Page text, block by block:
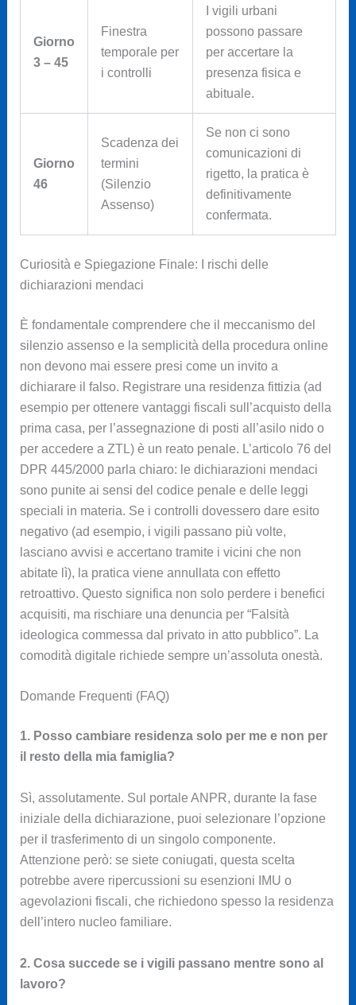
Giorno
3 – 45
Finestra
temporale per
i controlli
I vigili urbani
possono passare
per accertare la
presenza fisica e
abituale.
Giorno
46
Scadenza dei
termini
(Silenzio
Assenso)
Se non ci sono
comunicazioni di
rigetto, la pratica è
definitivamente
confermata.
Curiosità e Spiegazione Finale: I rischi delle
dichiarazioni mendaci
È fondamentale comprendere che il meccanismo del
silenzio assenso e la semplicità della procedura online
non devono mai essere presi come un invito a
dichiarare il falso. Registrare una residenza fittizia (ad
esempio per ottenere vantaggi fiscali sull’acquisto della
prima casa, per l’assegnazione di posti all’asilo nido o
per accedere a ZTL) è un reato penale. L’articolo 76 del
DPR 445/2000 parla chiaro: le dichiarazioni mendaci
sono punite ai sensi del codice penale e delle leggi
speciali in materia. Se i controlli dovessero dare esito
negativo (ad esempio, i vigili passano più volte,
lasciano avvisi e accertano tramite i vicini che non
abitate lì), la pratica viene annullata con effetto
retroattivo. Questo significa non solo perdere i benefici
acquisiti, ma rischiare una denuncia per “Falsità
ideologica commessa dal privato in atto pubblico”. La
comodità digitale richiede sempre un’assoluta onestà.
Domande Frequenti (FAQ)
1. Posso cambiare residenza solo per me e non per
il resto della mia famiglia?
Sì, assolutamente. Sul portale ANPR, durante la fase
iniziale della dichiarazione, puoi selezionare l’opzione
per il trasferimento di un singolo componente.
Attenzione però: se siete coniugati, questa scelta
potrebbe avere ripercussioni su esenzioni IMU o
agevolazioni fiscali, che richiedono spesso la residenza
dell’intero nucleo familiare.
2. Cosa succede se i vigili passano mentre sono al
lavoro?